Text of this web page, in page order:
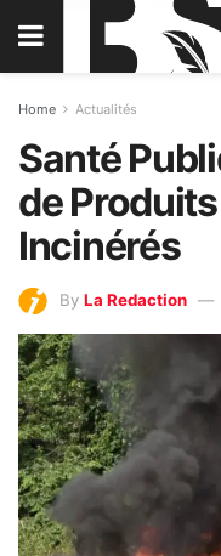
Home Actualités
Santé
de
Incinérés
By La Redaction